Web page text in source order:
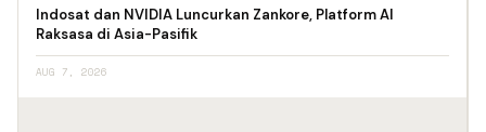
Indosat dan NVIDIA Luncurkan Zankore, Platform AI
Raksasa di Asia-Pasifik
AUG 7, 2026